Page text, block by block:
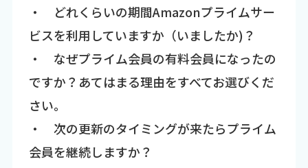
・ どれくらいの期間Amazonプライムサー
ビスを利用していますか（いましたか)？
・ なぜプライム会員の有料会員になったの
ですか？あてはまる理由をすべてお選びくだ
さい。
・ 次の更新のタイミングが来たらプライム
会員を継続しますか？